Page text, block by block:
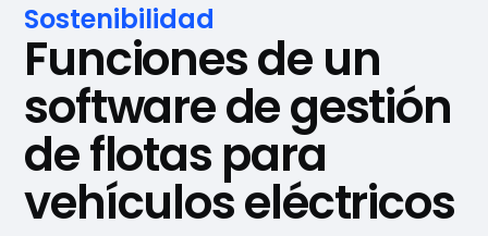
Sostenibilidad
Funciones de un
software de gestión
de flotas para
vehículos eléctricos